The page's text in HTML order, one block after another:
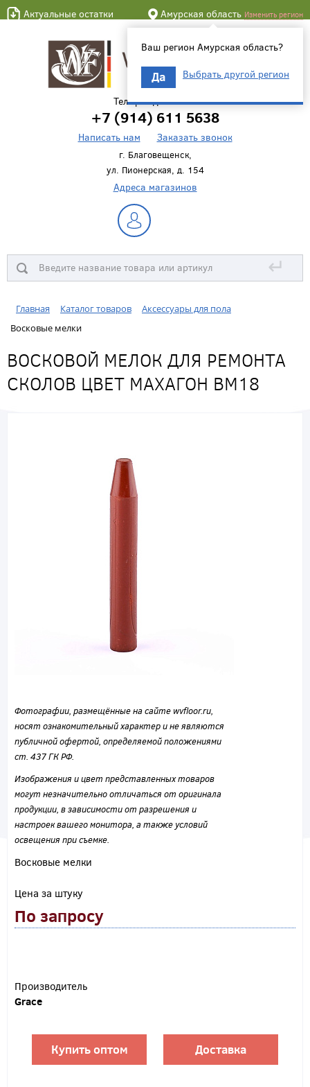
Актуальные остатки Амурская область Изменить регион
Ваш регион Амурская область?
Да Выбрать другой регион
Телефон для связи
+7 (914) 611 5638
Написать нам Заказать звонок
г. Благовещенск,
ул. Пионерская, д. 154
Адреса магазинов
↵
Главная Каталог товаров
Аксессуары для пола
Восковые мелки
ВОСКОВОЙ МЕЛОК ДЛЯ РЕМОНТА
СКОЛОВ ЦВЕТ МАХАГОН BM18
Фотографии, размещённые на сайте wvfloor.ru,
носят ознакомительный характер и не являются
публичной офертой, определяемой положениями
ст. 437 ГК РФ.
Изображения и цвет представленных товаров
могут незначительно отличаться от оригинала
продукции, в зависимости от разрешения и
настроек вашего монитора, а также условий
освещения при съемке.
Восковые мелки
Цена за штуку
По запросу
Производитель
Grace
Купить оптом Доставка